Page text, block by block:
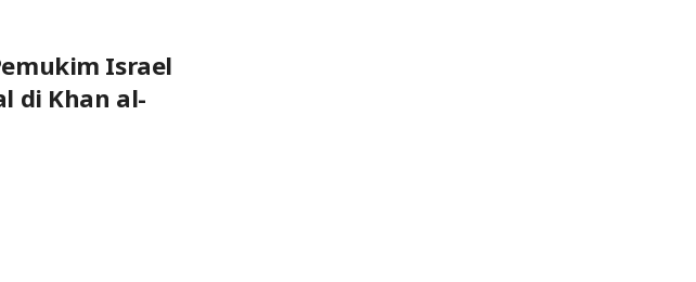
Israel
di Khan al-